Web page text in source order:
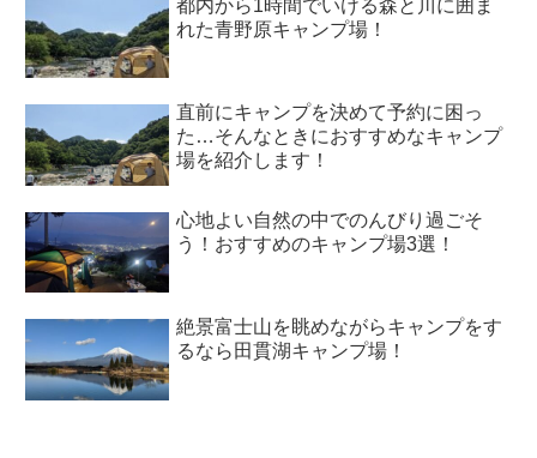
都内から1時間でいける森と川に囲ま
れた青野原キャンプ場！
直前にキャンプを決めて予約に困っ
た…そんなときにおすすめなキャンプ
場を紹介します！
心地よい自然の中でのんびり過ごそ
う！おすすめのキャンプ場3選！
絶景富士山を眺めながらキャンプをす
るなら田貫湖キャンプ場！